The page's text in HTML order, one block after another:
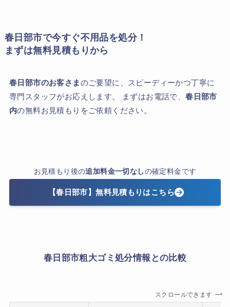
春日部市で今すぐ不用品を処分！
まずは無料見積もりから
春日部市のお客さま のご要望に、スピーディーかつ丁寧に
専門スタッフがお応えします。 まずはお電話で、春日部市
内の無料お見積もりをご依頼ください。
お見積もり後の追加料金一切なしの確定料金です
【春日部市】無料見積もりはこちら
春日部市粗大ゴミ処分情報との比較
スクロールできます